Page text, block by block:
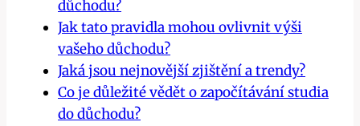
důchodu?
Jak tato pravidla mohou ovlivnit výši
vašeho důchodu?
Jaká jsou nejnovější zjištění a trendy?
Co je důležité vědět o započítávání studia
do důchodu?